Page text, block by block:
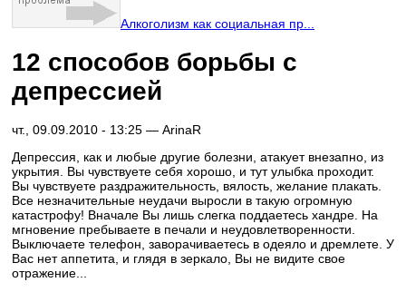
Алкоголизм как социальная пр...
12 способов борьбы с
депрессией
чт., 09.09.2010 - 13:25 — ArinaR
Депрессия, как и любые другие болезни, атакует внезапно, из
укрытия. Вы чувствуете себя хорошо, и тут улыбка проходит.
Вы чувствуете раздражительность, вялость, желание плакать.
Все незначительные неудачи выросли в такую огромную
катастрофу! Вначале Вы лишь слегка поддаетесь хандре. На
мгновение пребываете в печали и неудовлетворенности.
Выключаете телефон, заворачиваетесь в одеяло и дремлете. У
Вас нет аппетита, и глядя в зеркало, Вы не видите свое
отражение...